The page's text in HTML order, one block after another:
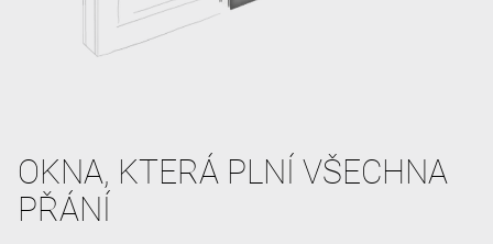
OKNA, KTERÁ PLNÍ VŠECHNA
PŘÁNÍ